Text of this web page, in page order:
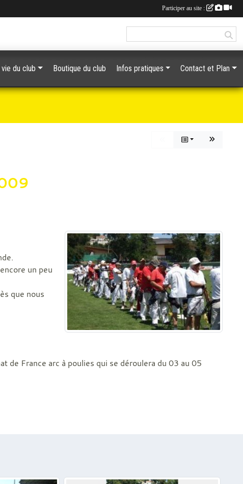
un peu
que nous
de France arc à poulies qui se déroulera du 03 au 05
vie du club Boutique du club Infos pratiques Contact et Plan
Participer au site :